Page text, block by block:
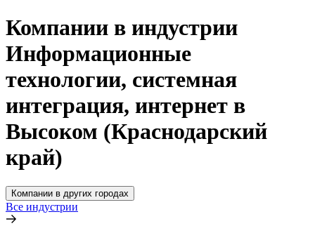
Компании в индустрии
Информационные
технологии, системная
интеграция, интернет в
Высоком (Краснодарский
край)
Компании в других городах
Все индустрии